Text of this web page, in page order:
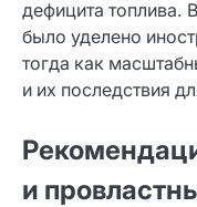
дефицита топлива.
было уделено
тогда как
и их последствия
и